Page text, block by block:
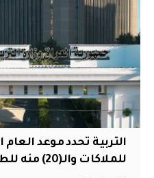
للملاكات والـ(20) منه للطلبة